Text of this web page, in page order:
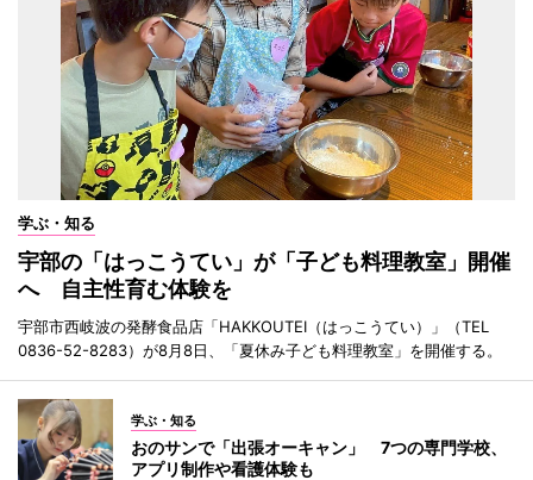
学ぶ・知る
宇部の「はっこうてい」が「子ども料理教室」開催
へ 自主性育む体験を
宇部市西岐波の発酵食品店「HAKKOUTEI（はっこうてい）」（TEL
0836-52-8283）が8月8日、「夏休み子ども料理教室」を開催する。
学ぶ・知る
おのサンで「出張オーキャン」 7つの専門学校、
アプリ制作や看護体験も